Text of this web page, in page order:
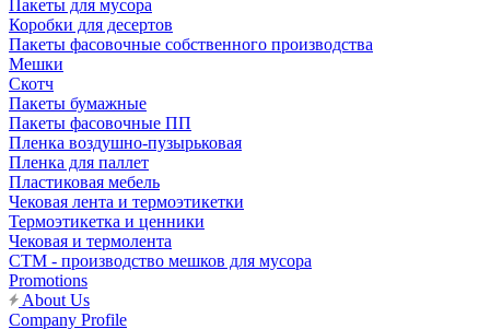
Пакеты для мусора
Коробки для десертов
Пакеты фасовочные собственного производства
Мешки
Скотч
Пакеты бумажные
Пакеты фасовочные ПП
Пленка воздушно-пузырьковая
Пленка для паллет
Пластиковая мебель
Чековая лента и термоэтикетки
Термоэтикетка и ценники
Чековая и термолента
СТМ - производство мешков для мусора
Promotions
About Us
Company Profile